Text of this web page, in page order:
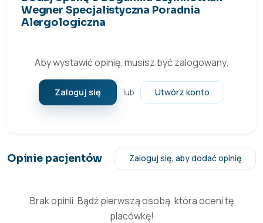
Wegner Specjalistyczna Poradnia
Alergologiczna
Aby wystawić opinię, musisz być zalogowany.
Zaloguj się lub Utwórz konto
Opinie pacjentów Zaloguj się, aby dodać opinię
Brak opinii. Bądź pierwszą osobą, która oceni tę
placówkę!